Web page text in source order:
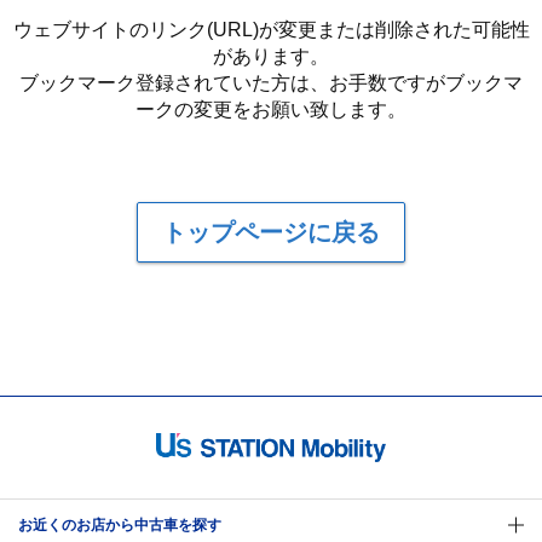
ウェブサイトのリンク(URL)が変更または削除された可能性
があります。
ブックマーク登録されていた方は、お手数ですがブックマ
ークの変更をお願い致します。
トップページに戻る
お近くのお店から中古車を探す